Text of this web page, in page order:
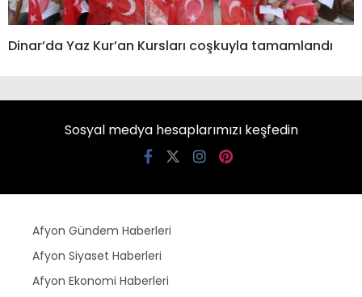
Dinar’da Yaz Kur’an Kursları coşkuyla tamamlandı
Sosyal medya hesaplarımızı keşfedin
Afyon Gündem Haberleri
Afyon Siyaset Haberleri
Afyon Ekonomi Haberleri